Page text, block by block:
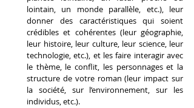
lointain, un monde parallèle, etc.), leur
donner des caractéristiques qui soient
crédibles et cohérentes (leur géographie,
leur histoire, leur culture, leur science, leur
technologie, etc.), et les faire interagir avec
le thème, le conflit, les personnages et la
structure de votre roman (leur impact sur
la société, sur l’environnement, sur les
individus, etc.).